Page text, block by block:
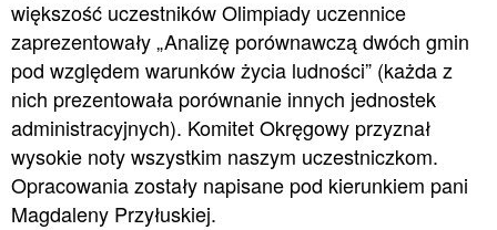
większość uczestników Olimpiady uczennice
zaprezentowały „Analizę porównawczą dwóch gmin
pod względem warunków życia ludności” (każda z
nich prezentowała porównanie innych jednostek
administracyjnych). Komitet Okręgowy przyznał
wysokie noty wszystkim naszym uczestniczkom.
Opracowania zostały napisane pod kierunkiem pani
Magdaleny Przyłuskiej.